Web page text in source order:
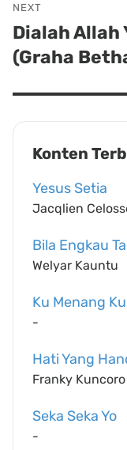
NEXT
Next
post:
Dialah Allah
(Graha
Konten
Yesus Setia
Jacqlien
Bila Engkau
Welyar Kauntu
Ku Menang
-
Hati Yang
Franky Kuncoro
Seka Seka Yo
-